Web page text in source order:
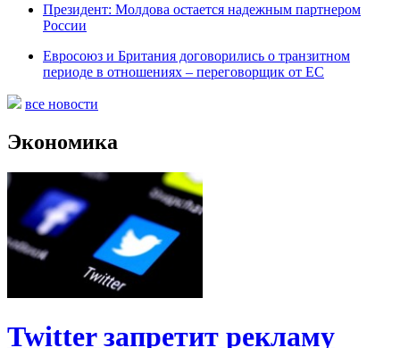
Президент: Молдова остается надежным партнером
России
Евросоюз и Британия договорились о транзитном
периоде в отношениях – переговорщик от ЕС
все новости
Экономика
Twitter запретит рекламу